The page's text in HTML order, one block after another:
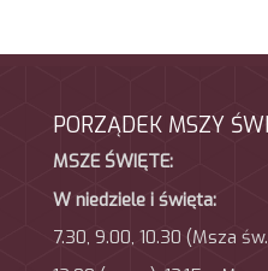
PORZĄDEK MSZY
MSZE ŚWIĘTE:
W niedziele i święta:
7.30, 9.00, 10.30 (Msza